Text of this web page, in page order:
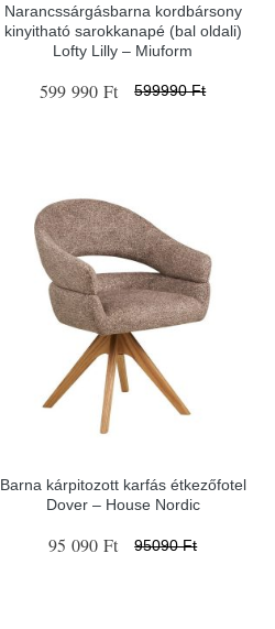
Narancssárgásbarna kordbársony
kinyitható sarokkanapé (bal oldali)
Lofty Lilly – Miuform
599 990 Ft 599990 Ft
Barna kárpitozott karfás étkezőfotel
Dover – House Nordic
95 090 Ft 95090 Ft